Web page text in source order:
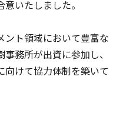
いたしました。
ント領域において豊富な
務所が出資に参加し、
向けて協力体制を築いて